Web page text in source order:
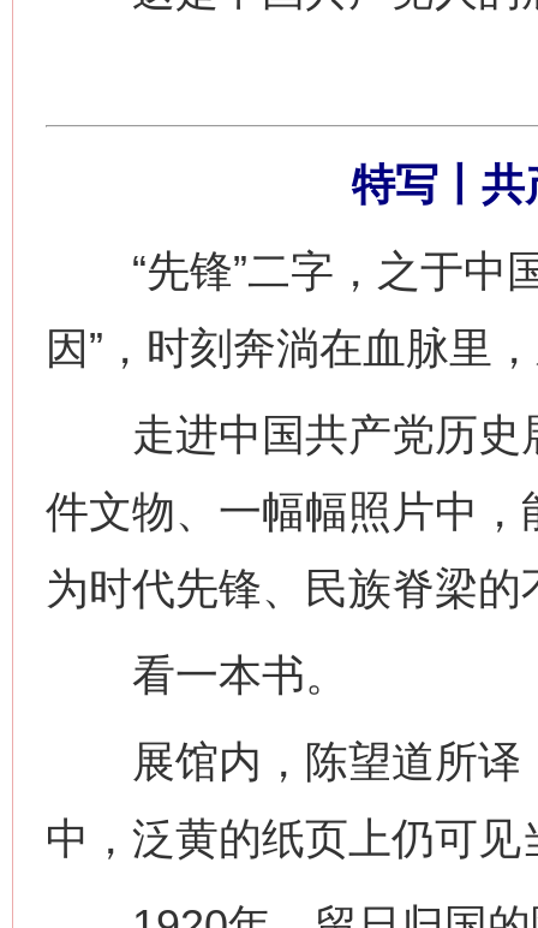
特写丨共
“先锋”二字，之于中
因”，时刻奔淌在血脉里
走进中国共产党历史
件文物、一幅幅照片中
为时代先锋、民族脊梁的
看一本书。
展馆内，陈望道所译
中，泛黄的纸页上仍可